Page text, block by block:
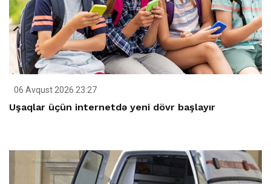
06 Avqust 2026 23:27
Uşaqlar üçün internetdə yeni dövr başlayır